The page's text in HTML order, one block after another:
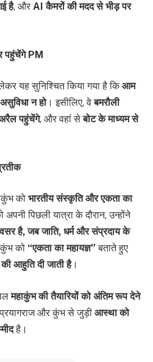
है, और AI कैमरों की मदद से भीड़ पर
पहुंचेंगे PM
लेकर यह सुनिश्चित किया गया है किआम
न हो। इसीलिए, वेबमरौली
अरैल पहुंचेंगे, और वहां सेबोट के माध्यम से
को भारतीय संस्कृति और एकता का
पिछली यात्रा के दौरान, उन्होंने
है, जब जाति, धर्म और संप्रदाय के
को “एकता का महायज्ञ” बताते हुए
आहुति दी जाती है।
महाकुंभ की तैयारियों को अंतिम रूप देने
और कुंभ से जुड़ी आस्था को
है।